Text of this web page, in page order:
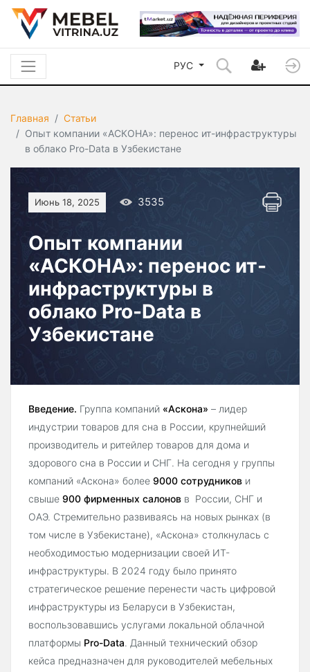
РУС
Главная
Статьи
Опыт компании «АСКОНА»: перенос ит-инфраструктуры
в облако Pro-Data в Узбекистане
Июнь 18, 2025 3535
Опыт компании
«АСКОНА»: перенос ит-
инфраструктуры в
облако Pro-Data в
Узбекистане
Введение. Группа компаний «Аскона» – лидер
индустрии товаров для сна в России, крупнейший
производитель и ритейлер товаров для дома и
здорового сна в России и СНГ. На сегодня у группы
компаний «Аскона» более 9000 сотрудников и
свыше 900 фирменных салонов в России, СНГ и
ОАЭ. Стремительно развиваясь на новых рынках (в
том числе в Узбекистане), «Аскона» столкнулась с
необходимостью модернизации своей ИТ-
инфраструктуры. В 2024 году было принято
стратегическое решение перенести часть цифровой
инфраструктуры из Беларуси в Узбекистан,
воспользовавшись услугами локальной облачной
платформы Pro-Data. Данный технический обзор
кейса предназначен для руководителей мебельных